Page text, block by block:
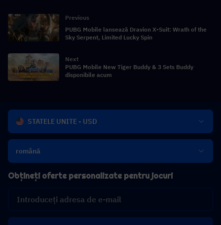
Previous
PUBG Mobile lansează Dravion X-Suit: Wrath of the
Sky Serpent, Limited Lucky Spin
Next
PUBG Mobile New Tiger Buddy & 3 Sets Buddy
disponibile acum
STATELE UNITE - USD
română
Obțineți oferte personalizate pentru jocuri